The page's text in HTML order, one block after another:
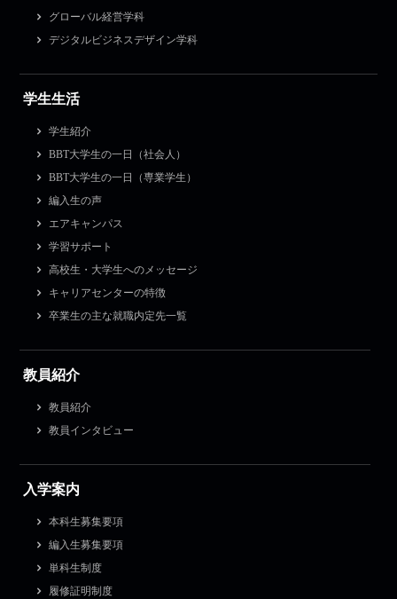
グローバル経営学科
デジタルビジネスデザイン学科
学生生活
学生紹介
BBT大学生の一日（社会人）
BBT大学生の一日（専業学生）
編入生の声
エアキャンパス
学習サポート
高校生・大学生へのメッセージ
キャリアセンターの特徴
卒業生の主な就職内定先一覧
教員紹介
教員紹介
教員インタビュー
入学案内
本科生募集要項
編入生募集要項
単科生制度
履修証明制度